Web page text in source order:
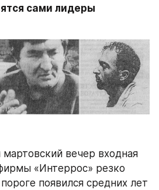
сами лидеры
мартовский вечер входная
«Интеррос» резко
появился средних лет